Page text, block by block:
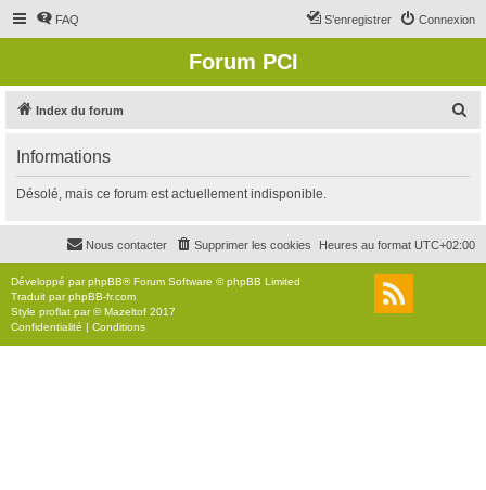
FAQ Connexion
S’enregistrer
Forum PCI
Index du forum
r
c
r
Informations
Désolé, mais ce forum est actuellement indisponible.
Heures au format UTC+02:00
Supprimer les cookies
Nous contacter
Développé parphpBB® Forum Software © phpBB Limited
Traduit parphpBB-fr.com
Style proflat par ©Mazeltof 2017
Confidentialité | Conditions